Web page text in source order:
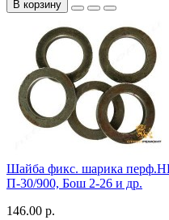
В корзину
Шайба фикс. шарика
П-30/900, Бош 2-26 и др.
146.00 р.